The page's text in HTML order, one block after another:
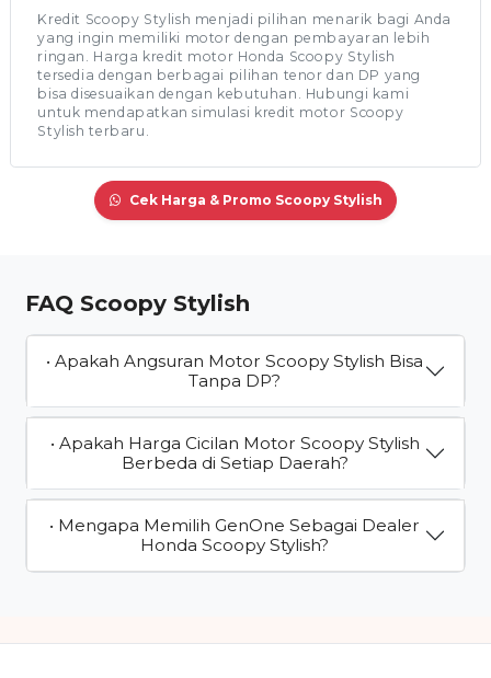
Kredit Scoopy Stylish menjadi pilihan menarik bagi Anda
yang ingin memiliki motor dengan pembayaran lebih
ringan. Harga kredit motor Honda Scoopy Stylish
tersedia dengan berbagai pilihan tenor dan DP yang
bisa disesuaikan dengan kebutuhan. Hubungi kami
untuk mendapatkan simulasi kredit motor Scoopy
Stylish terbaru.
Cek Harga & Promo Scoopy Stylish
FAQ Scoopy Stylish
• Apakah Angsuran Motor Scoopy Stylish Bisa
Tanpa DP?
• Apakah Harga Cicilan Motor Scoopy Stylish
Berbeda di Setiap Daerah?
• Mengapa Memilih GenOne Sebagai Dealer
Honda Scoopy Stylish?